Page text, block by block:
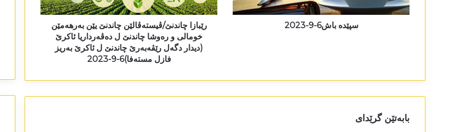
سپێدە باش6-9-2023
رێبازا چاندنێ/ڤیستەڤالێن چاندنێ یێن بەرھەمێن
خومالی و رەوشا چاندنێ ل دەڤەرداریا ئاکرێ
(دیدار دگەل رێڤەبەرێ چاندنێ ل ئاکرێ بەریز
فازل مستەفا)6-9-2023
بابەتێن گرێدای